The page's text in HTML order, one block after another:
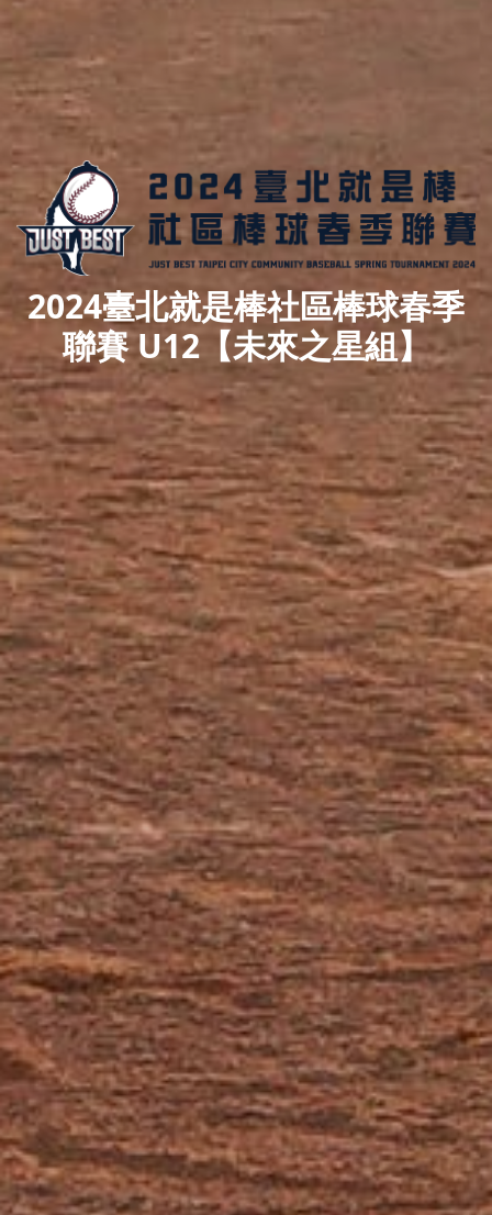
2024臺北就是棒社區棒球春季
聯賽 U12【未來之星組】